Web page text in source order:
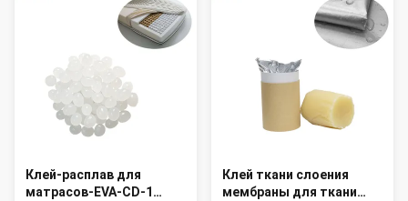
Клей-расплав для
матрасов-EVA-CD-1
Клей ткани слоения
мембраны для ткани